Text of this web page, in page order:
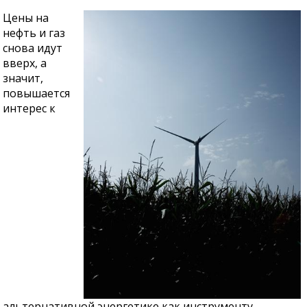
Цены на
нефть и газ
снова идут
вверх, а
значит,
повышается
интерес к